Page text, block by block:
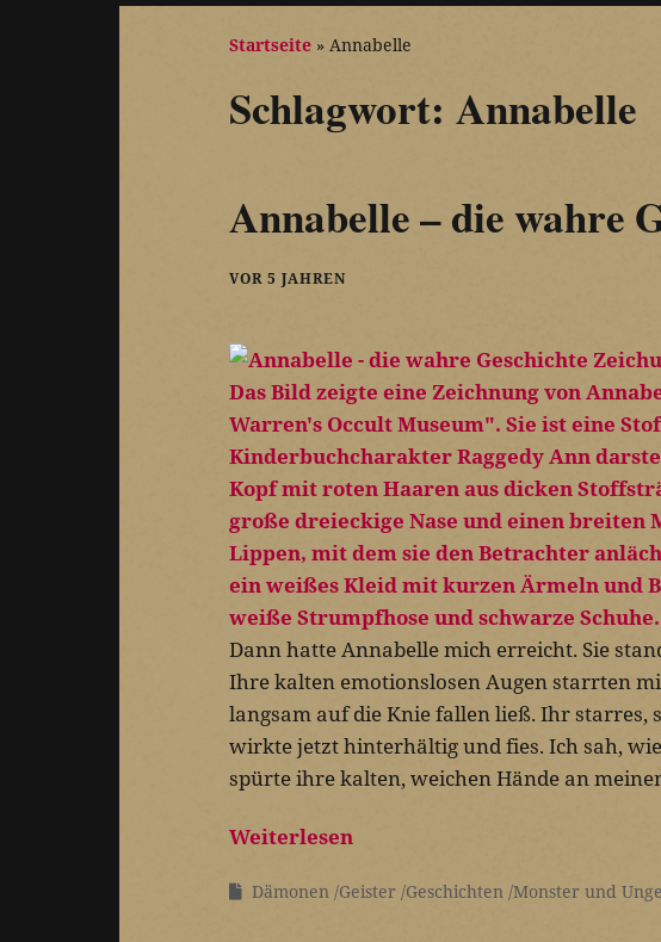
Startseite » Annabelle
Schlagwort: Annabelle
Annabelle – die wahre
VOR 5 JAHREN
Dann hatte Annabelle mich erreicht. Sie
Ihre kalten emotionslosen Augen starrten
langsam auf die Knie fallen ließ. Ihr starres,
wirkte jetzt hinterhältig und fies. Ich sah,
spürte ihre kalten, weichen Hände an
Weiterlesen
Dämonen Geister Geschichten Monster und